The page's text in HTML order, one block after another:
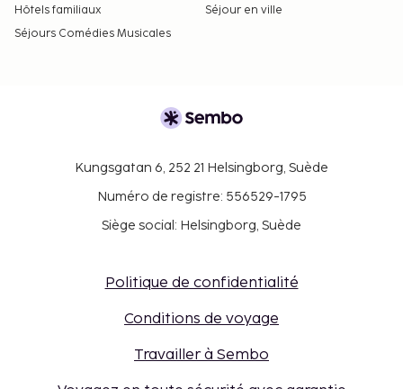
Hôtels familiaux
Séjour en ville
Séjours Comédies Musicales
Kungsgatan 6, 252 21 Helsingborg, Suède
Numéro de registre: 556529-1795
Siège social: Helsingborg, Suède
Politique de confidentialité
Conditions de voyage
Travailler à Sembo